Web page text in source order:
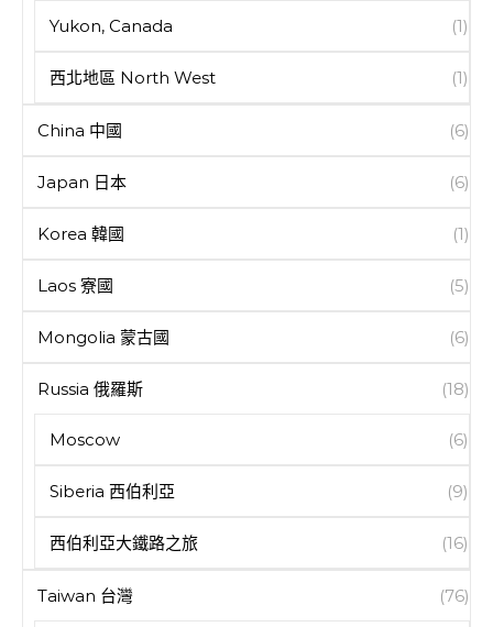
Yukon, Canada (1)
西北地區 North West (1)
China 中國 (6)
Japan 日本 (6)
Korea 韓國 (1)
Laos 寮國 (5)
Mongolia 蒙古國 (6)
Russia 俄羅斯 (18)
Moscow (6)
Siberia 西伯利亞 (9)
西伯利亞大鐵路之旅 (16)
Taiwan 台灣 (76)